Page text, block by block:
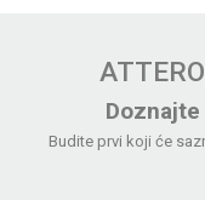
Budite prvi koji će